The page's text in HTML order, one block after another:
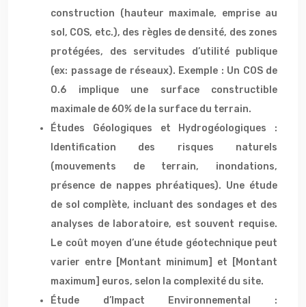
construction (hauteur maximale, emprise au
sol, COS, etc.), des règles de densité, des zones
protégées, des servitudes d’utilité publique
(ex: passage de réseaux). Exemple : Un COS de
0.6 implique une surface constructible
maximale de 60% de la surface du terrain.
Études Géologiques et Hydrogéologiques :
Identification des risques naturels
(mouvements de terrain, inondations,
présence de nappes phréatiques). Une étude
de sol complète, incluant des sondages et des
analyses de laboratoire, est souvent requise.
Le coût moyen d’une étude géotechnique peut
varier entre [Montant minimum] et [Montant
maximum] euros, selon la complexité du site.
Étude d’Impact Environnemental :